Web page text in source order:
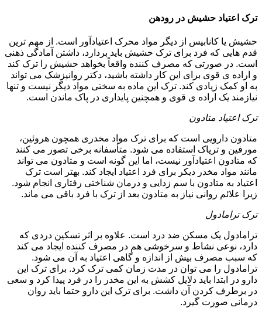
ترک اعتیاد حشیش در رودهن
حشیش یا کانابیس از دیگر مواد محرک اعتیادآور است. از مهم ترین
قدم هایی که فرد برای ترک حشیش باید بردارد، داشتن آمادگی ذهنی
است. در صورتی که مصرف کننده واقعاً بخواهد حشیش را ترک کند
و اراده ی قوی برای این کار داشته باشید، دکتر روانپزشک می تواند
به او کمک زیادی کند. ترک این ماده به سختی مواد دیگر نیست و تنها
نیازمند یک اراده ی قوی و همچنین پایداری در پاک ماندن است.
ترک اعتیاد متادون
متادون دارویی است که برای ترک مواد مخدری همچون هروئین،
مورفین و تریاک استفاده می شود. متأسفانه برخی تصور می کنند
که متادون اعتیادآور نیست، اما این گونه است و متادون می تواند
مانند مواد مخدر دیکر برای فرد اعتیاد ایجاد کند. بهتر است ترک
اعتیاد به متادون با سم زدایی و درمان شناختی رفتاری انجام شود.
زیرا علائم روانی نیاز به متادون بعد از ترک با فرد باقی می ماند.
ترک ترامادول
ترامادول یک مسکن ضد درد است. علاوه بر اثر تسکین دردی که
دارد، نوعی نشاط و سرخوشی هم در مصرف کننده ایجاد می کند
که سبب مصرف بیش از اندازه و گاهی اعتیاد به آن می شود.
ترامادول را می توان در مدت زمان کمی ترک کرد. برای ترک این
دارو در ابتدا باید دلایل کشش به این مخدر را در فرد پیدا کرد و سعی
در برطرف کردن آن داشت. برای ترک این دارو حتما باید روان
درمانی صورت گیرد.